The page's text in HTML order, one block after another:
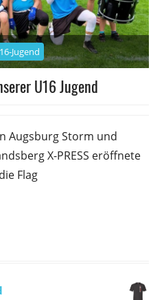
Jugend
U16 Jugend
Augsburg Storm und
X-PRESS eröffnete
Flag